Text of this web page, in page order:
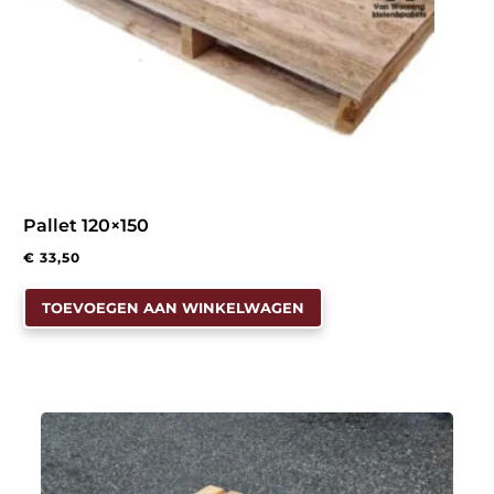
Pallet 120×150
€ 33,50
TOEVOEGEN AAN WINKELWAGEN